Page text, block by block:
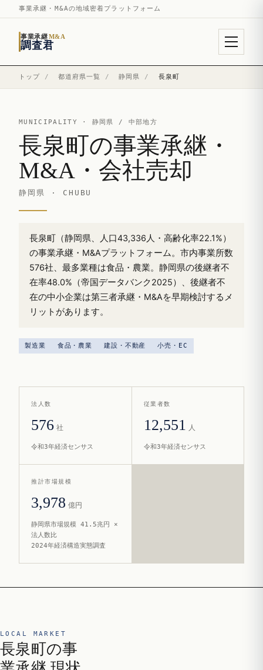
事業承継・M&Aの地域密着プラットフォーム
事業承継M&A
調査君
トップ / 都道府県一覧 / 静岡県 / 長泉町
MUNICIPALITY · 静岡県 / 中部地方
長泉町の事業承継・
M&A・会社売却
静岡県 · CHUBU
長泉町（静岡県、人口43,336人・高齢化率22.1%）
の事業承継・M&Aプラットフォーム。市内事業所数
576社、最多業種は食品・農業。静岡県の後継者不
在率48.0%（帝国データバンク2025）、後継者不
在の中小企業は第三者承継・M&Aを早期検討するメ
リットがあります。
製造業 食品・農業 建設・不動産 小売・EC
法人数
576 社
令和3年経済センサス
従業者数
12,551 人
令和3年経済センサス
推計市場規模
3,978 億円
静岡県市場規模 41.5兆円 ×
法人数比
2024年経済構造実態調査
LOCAL MARKET
長泉町の事